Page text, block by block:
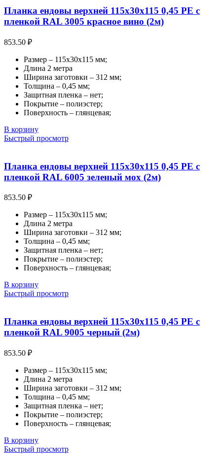
Планка ендовы верхней 115х30х115 0,45 PE с
пленкой RAL 3005 красное вино (2м)
853.50 ₽
Размер – 115х30х115 мм;
Длина 2 метра
Ширина заготовки – 312 мм;
Толщина – 0,45 мм;
Защитная пленка – нет;
Покрытие – полиэстер;
Поверхность – глянцевая;
В корзину
Быстрый просмотр
Планка ендовы верхней 115х30х115 0,45 PE с
пленкой RAL 6005 зеленый мох (2м)
853.50 ₽
Размер – 115х30х115 мм;
Длина 2 метра
Ширина заготовки – 312 мм;
Толщина – 0,45 мм;
Защитная пленка – нет;
Покрытие – полиэстер;
Поверхность – глянцевая;
В корзину
Быстрый просмотр
Планка ендовы верхней 115х30х115 0,45 PE с
пленкой RAL 9005 черный (2м)
853.50 ₽
Размер – 115х30х115 мм;
Длина 2 метра
Ширина заготовки – 312 мм;
Толщина – 0,45 мм;
Защитная пленка – нет;
Покрытие – полиэстер;
Поверхность – глянцевая;
В корзину
Быстрый просмотр